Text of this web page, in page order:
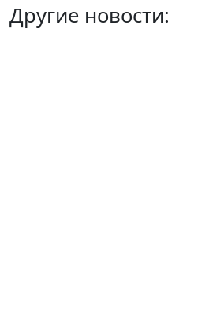
Другие новости: